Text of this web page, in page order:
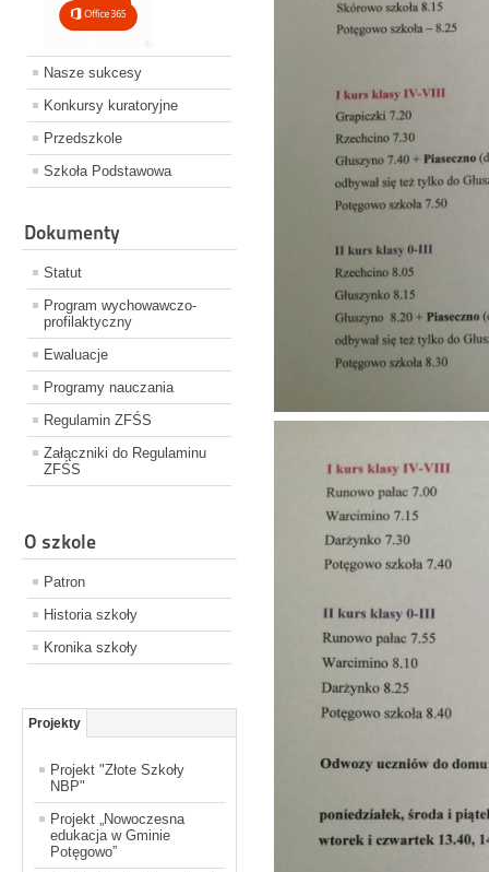
Nasze sukcesy
Konkursy kuratoryjne
Przedszkole
Szkoła Podstawowa
Dokumenty
Statut
Program wychowawczo-
profilaktyczny
Ewaluacje
Programy nauczania
Regulamin ZFŚS
Załączniki do Regulaminu
ZFŚS
O szkole
Patron
Historia szkoły
Kronika szkoły
Projekty
Projekt "Złote Szkoły
NBP"
Projekt „Nowoczesna
edukacja w Gminie
Potęgowo”